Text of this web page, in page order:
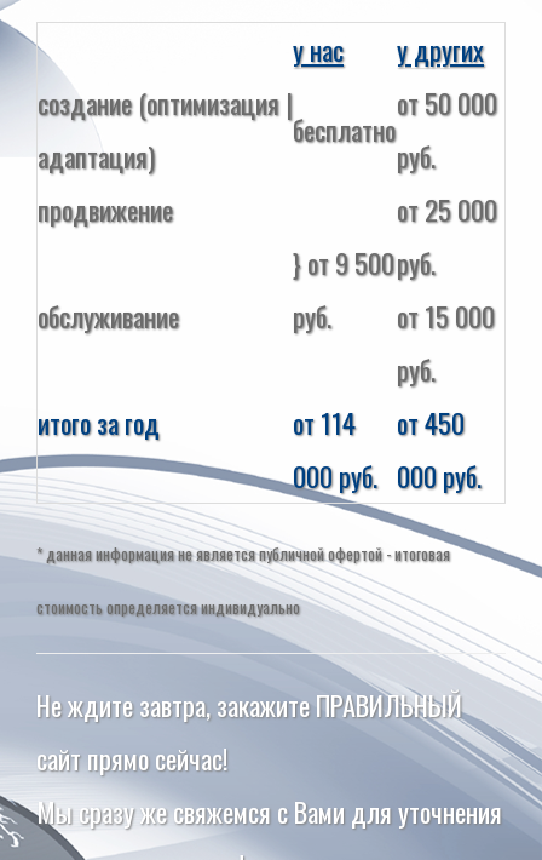
у нас
у других
создание (оптимизация |
адаптация)
бесплатно
от 50 000
руб.
продвижение
} от 9 500
руб.
от 25 000
руб.
обслуживание
от 15 000
руб.
итого за год
от 114
000 руб.
от 450
000 руб.
* данная информация не является публичной офертой - итоговая
стоимость определяется индивидуально
Не ждите завтра, закажите ПРАВИЛЬНЫЙ
сайт прямо сейчас!
Мы сразу же свяжемся с Вами для уточнения